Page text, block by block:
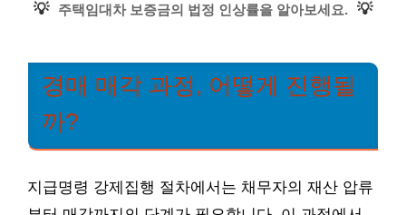
💡 주택임대차 보증금의 법정 인상률을 알아보세요. 💡
경매 매각 과정, 어떻게 진행될
까?
지급명령 강제집행 절차에서는 채무자의 재산 압류